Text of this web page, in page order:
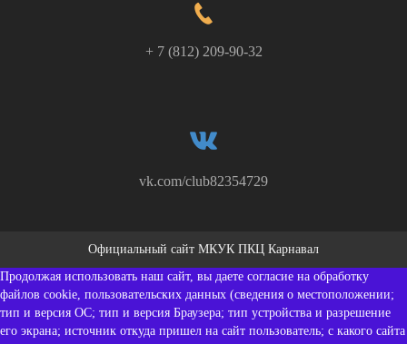
+ 7 (812) 209-90-32
vk.com/club82354729
Официальный сайт МКУК ПКЦ Карнавал
Продолжая использовать наш сайт, вы даете согласие на обработку
файлов cookie, пользовательских данных (сведения о местоположении;
тип и версия ОС; тип и версия Браузера; тип устройства и разрешение
его экрана; источник откуда пришел на сайт пользователь; с какого сайта